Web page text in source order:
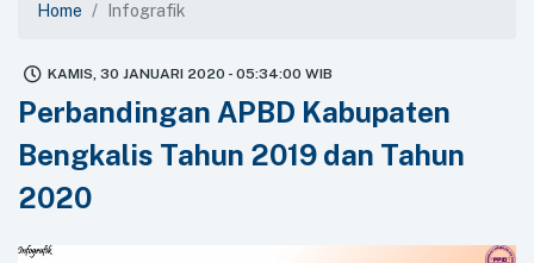
Home Infografik
KAMIS, 30 JANUARI 2020 - 05:34:00 WIB
Perbandingan APBD Kabupaten
Bengkalis Tahun 2019 dan Tahun
2020